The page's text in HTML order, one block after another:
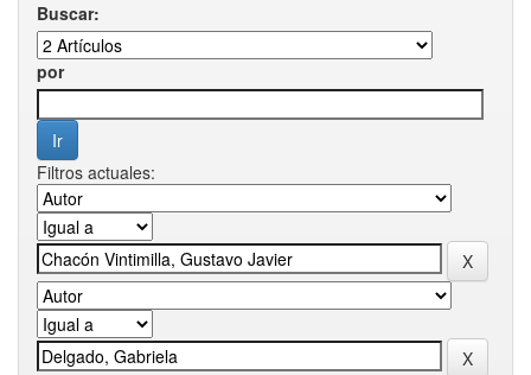
Buscar:
por
Filtros actuales: